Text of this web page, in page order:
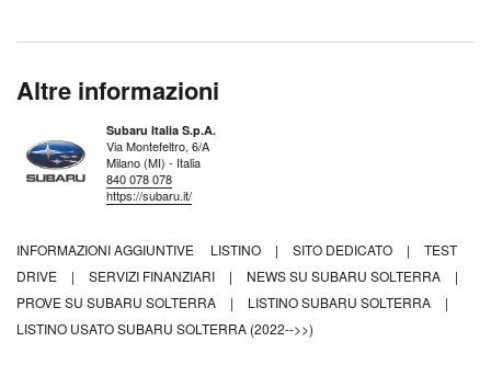
Altre informazioni
Subaru Italia S.p.A.
Via Montefeltro, 6/A
Milano (MI) - Italia
840 078 078
https://subaru.it/
INFORMAZIONI AGGIUNTIVE LISTINO | SITO DEDICATO |
TEST
DRIVE
| SERVIZI FINANZIARI | NEWS SU SUBARU SOLTERRA
|
PROVE SU SUBARU SOLTERRA
| LISTINO SUBARU SOLTERRA
|
LISTINO USATO SUBARU SOLTERRA (2022-->>)